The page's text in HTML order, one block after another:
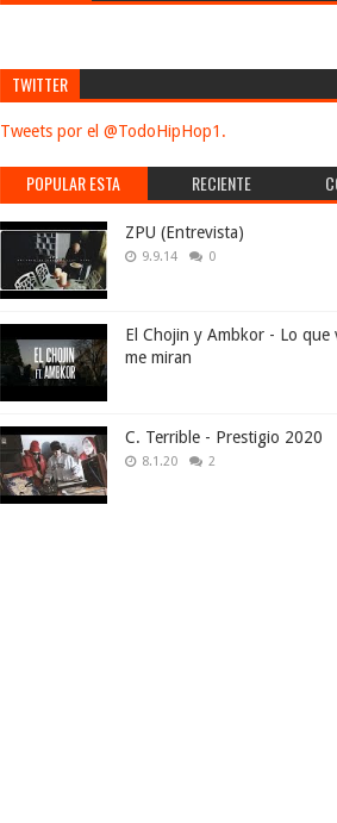
TWITTER
Tweets por el @TodoHipHop1.
POPULAR ESTA
SEMANA
RECIENTE
ZPU (Entrevista)
9.9.14 0
El Chojin y Ambkor - Lo que
me miran
C. Terrible - Prestigio 2020
8.1.20 2